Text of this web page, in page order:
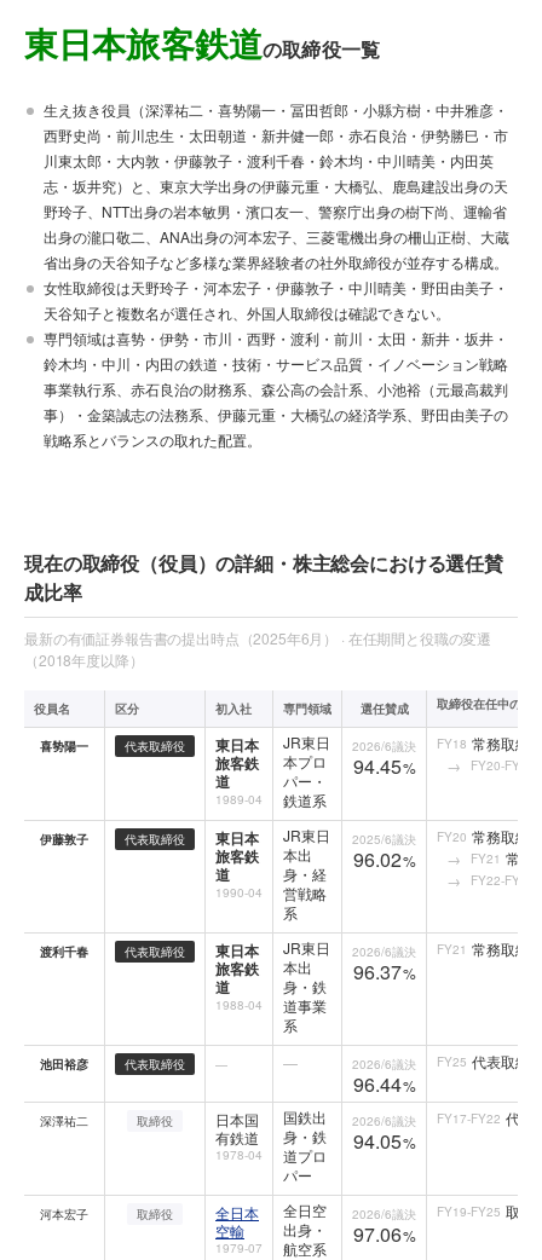
東日本旅客鉄道の取締役一覧
生え抜き役員（深澤祐二・喜㔟陽一・冨田哲郎・小縣方樹・中井雅彦・
西野史尚・前川忠生・太田朝道・新井健一郎・赤石良治・伊勢勝巳・市
川東太郎・大内敦・伊藤敦子・渡利千春・鈴木均・中川晴美・内田英
志・坂井究）と、東京大学出身の伊藤元重・大橋弘、鹿島建設出身の天
野玲子、NTT出身の岩本敏男・濱口友一、警察庁出身の樹下尚、運輸省
出身の瀧口敬二、ANA出身の河本宏子、三菱電機出身の柵山正樹、大蔵
省出身の天谷知子など多様な業界経験者の社外取締役が並存する構成。
女性取締役は天野玲子・河本宏子・伊藤敦子・中川晴美・野田由美子・
天谷知子と複数名が選任され、外国人取締役は確認できない。
専門領域は喜㔟・伊勢・市川・西野・渡利・前川・太田・新井・坂井・
鈴木均・中川・内田の鉄道・技術・サービス品質・イノベーション戦略
事業執行系、赤石良治の財務系、森公高の会計系、小池裕（元最高裁判
事）・金築誠志の法務系、伊藤元重・大橋弘の経済学系、野田由美子の
戦略系とバランスの取れた配置。
現在の取締役（役員）の詳細・株主総会における選任賛
成比率
最新の有価証券報告書の提出時点（2025年6月） · 在任期間と役職の変遷
（2018年度以降）
役員名 区分 初入社 専門領域 選任賛成 取締役在任中の役
喜㔟陽一 代表取締役
東日本
旅客鉄
道
1989-04
JR東日
本プロ
パー・
鉄道系
2026/6議決
94.45%
FY18 常務取締
FY20-FY22
伊藤敦子 代表取締役
東日本
旅客鉄
道
1990-04
JR東日
本出
身・経
営戦略
系
2025/6議決
96.02%
FY20 常務取締
FY21 常務
FY22-FY24
渡利千春 代表取締役
東日本
旅客鉄
道
1988-04
JR東日
本出
身・鉄
道事業
系
2026/6議決
96.37%
FY21 常務取締
池田裕彦 代表取締役 — — 2026/6議決
96.44%
FY25 代表取締
深澤祐二 取締役
日本国
有鉄道
1978-04
国鉄出
身・鉄
道プロ
パー
2026/6議決
94.05%
FY17-FY22 代表
河本宏子 取締役
全日本
空輸
1979-07
全日空
出身・
航空系
2026/6議決
97.06%
FY19-FY25 取締